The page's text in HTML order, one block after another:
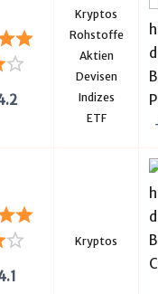
Kryptos
Rohstoffe
Aktien
Devisen
Indizes
ETF
Kryptos